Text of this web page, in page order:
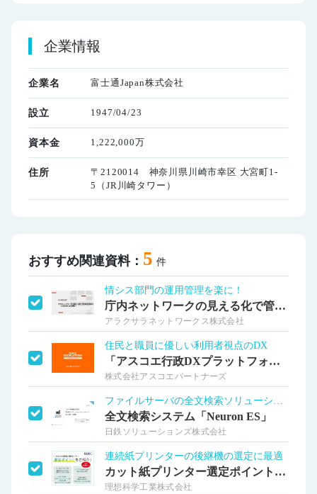
企業情報
企業名 富士通Japan株式会社
設立 1947/04/23
資本金 1,222,000万
住所
〒2120014 神奈川県川崎市幸区 大宮町1-
5（JR川崎タワー）
おすすめ関連資料： 5 件
情シス部門の運用管理を楽に！
庁内ネットワークの見える化で管理を効率化
アラクサラネットワークス株式会社
住民と職員に優しい利用者視点のDX
「アスコエ行政DXプラットフォーム」
株式会社アスコエパートナーズ
全文検索システム「Neuron ES」
日鉄ソリューションズ株式会社
連続紙プリンターの後継機の選定に最適
カット紙プリンター選定ポイントをご紹介
理想科学工業株式会社